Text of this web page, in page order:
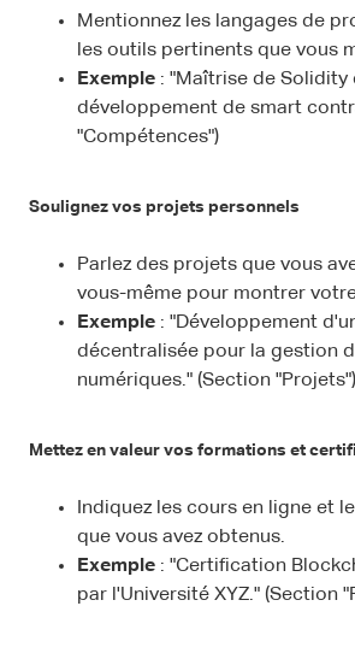
Mentionnez les langages de
les outils pertinents que vous
Exemple : "Maîtrise de Solidity
développement de smart
"Compétences")
Soulignez vos projets personnels
Parlez des projets que vous
vous-même pour montrer
Exemple : "Développement
décentralisée pour la gestion
numériques." (Section "Projets")
Mettez en valeur vos formations et
Indiquez les cours en ligne et
que vous avez obtenus.
Exemple : "Certification
par l'Université XYZ." (Section